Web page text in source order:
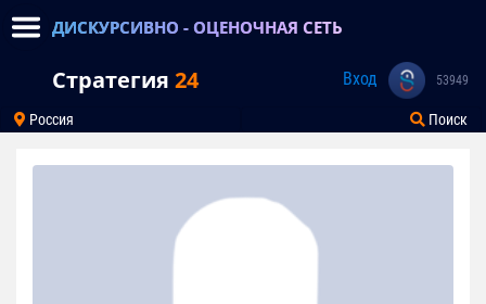
ДИСКУРСИВНО - ОЦЕНОЧНАЯ СЕТЬ
Стратегия 24 Вход 53949
Россия Поиск